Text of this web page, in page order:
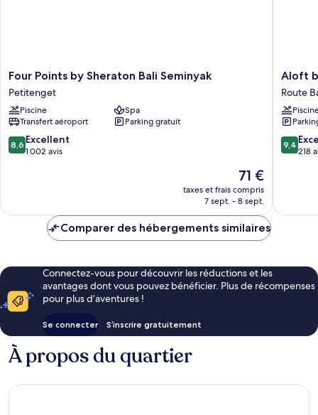
Four
Points
by
Sheraton
Bali
Seminyak
Petitenget
Four Points by Sheraton Bali Seminyak
Petitenget
Piscine
Spa
Transfert aéroport
Parking gratuit
8.6
sur
8,6 Excellent
1 002 avis
Le
nouveau
prix
de
71 €
taxes et frais compris
7 sept. - 8 sept.
Aloft
by
Marriott
Bali
Route
Batu
Aloft
Route
9.4
sur
9,4
218
Comparer des hébergements similaires
Connectez-vous pour découvrir les réductions et les
avantages dont vous pouvez bénéficier. Plus de récompenses
pour plus d’aventures !
Se connecter S’inscrire gratuitement
À propos du quartier